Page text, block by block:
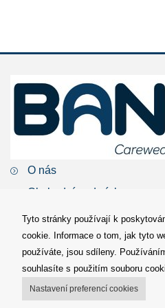
Tyto stránky používají k
cookie. Informace o tom, jak tyto
používáte, jsou sdíleny.
souhlasíte s použitím souboru
Nastavení preferencí cookies
O nás
Obchodní podmínky
Distributor
Galerie
Kontakty
Prohlášení o ochraně